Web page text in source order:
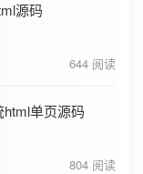
源码
644 阅读
单页源码
804 阅读